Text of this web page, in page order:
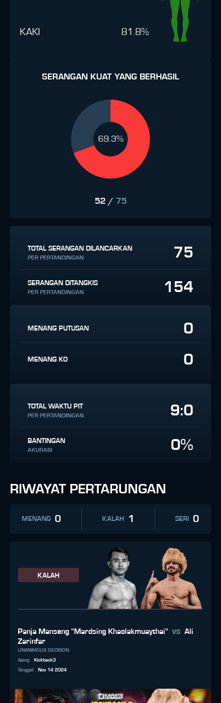
KAKI 81.8%
SERANGAN KUAT YANG BERHASIL
69.3%
52 / 75
TOTAL SERANGAN DILANCARKAN
PER PERTANDINGAN 75
SERANGAN DITANGKIS
PER PERTANDINGAN 154
MENANG PUTUSAN 0
MENANG KO 0
TOTAL WAKTU PIT
PER PERTANDINGAN 9:0
BANTINGAN
AKURASI 0%
RIWAYAT PERTARUNGAN
MENANG 0 KALAH 1 SERI 0
KALAH
Panja Manseng "Mardsing Khaolakmuaythai" vs Ali
Zarinfar
UNANIMOUS DECISION
Ajang:
Kickback3
Tanggal : Nov 14 2024